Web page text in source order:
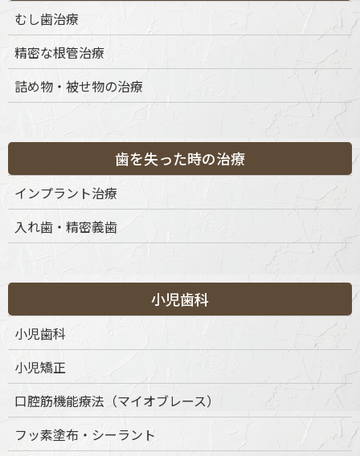
〒151-0063 東京都渋谷区富ケ谷1丁目51-4 代々木八幡メディカ
ルモール4階
むし歯治療
精密な根管治療
詰め物・被せ物の治療
歯を失った時の治療
インプラント治療
入れ歯・精密義歯
小児歯科
小児歯科
小児矯正
口腔筋機能療法（マイオブレース）
フッ素塗布・シーラント